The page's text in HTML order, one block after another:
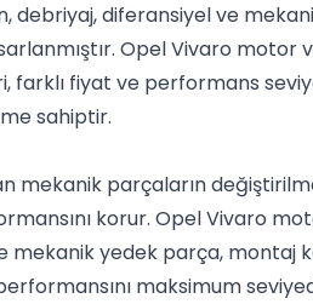
diferansiyel ve
Opel Vivaro
farklı fiyat ve performans
sahiptir.
mekanik parçaların
korur. Opel Vivaro
yedek parça, montaj
maksimum